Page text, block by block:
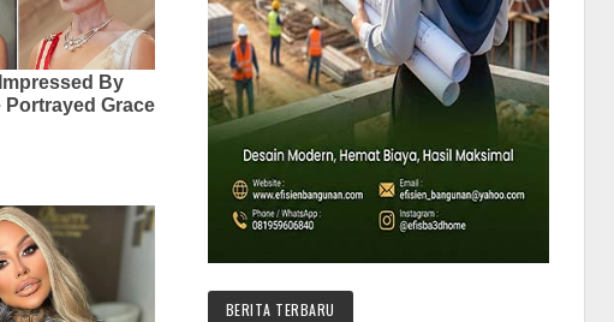
BERITA TERBARU